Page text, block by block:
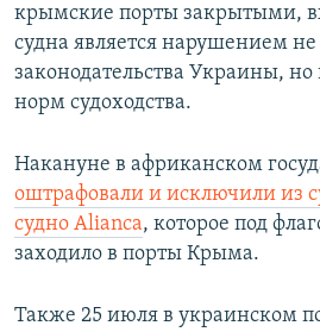
крымские порты закрытыми,
судна является нарушением не
законодательства Украины,
норм судоходства.
Накануне в африканском
оштрафовали и исключили из
судно Alianсa, которое под
заходило в порты Крыма.
Также 25 июля в украинском